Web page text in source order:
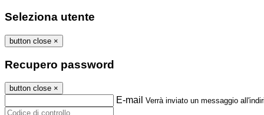
Seleziona utente
button close ×
Recupero password
button close ×
E-mail Verrà inviato un messaggio